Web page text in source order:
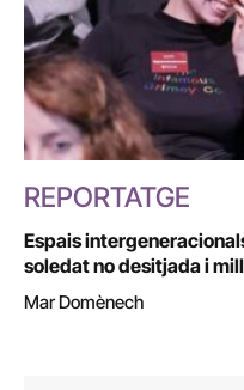
REPORTATGE
Espais
soledat no desitjada i
Mar Domènech